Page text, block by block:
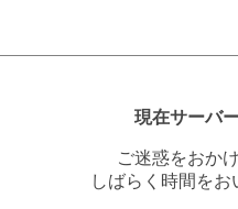
現在サーバ
ご迷惑をおか
しばらく時間を